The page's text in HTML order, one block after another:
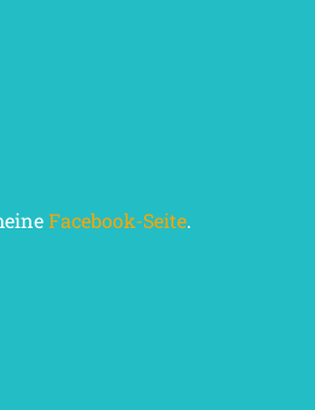
Facebook-Seite.